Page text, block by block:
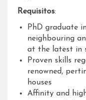
Requisitos:
PhD graduate
neighbouring
at the latest in
Proven skills
renowned,
houses
Affinity and